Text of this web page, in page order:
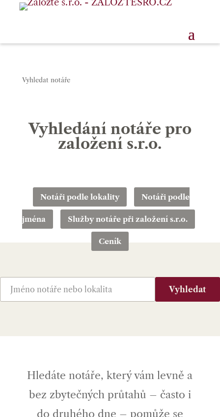
Vyhledat notáře
Vyhledání notáře pro
založení s.r.o.
Notáři podle lokality Notáři podle
jména Služby notáře při založení s.r.o.
Ceník
Vyhledat
Hledáte notáře, který vám levně a
bez zbytečných průtahů – často i
do druhého dne – pomůže se